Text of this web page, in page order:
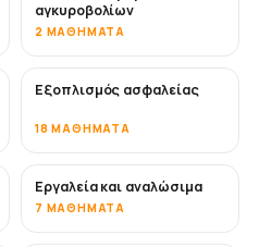
αγκυροβολίων
2 ΜΑΘΉΜΑΤΑ
Εξοπλισμός ασφαλείας
18 ΜΑΘΉΜΑΤΑ
Εργαλεία και αναλώσιμα
7 ΜΑΘΉΜΑΤΑ